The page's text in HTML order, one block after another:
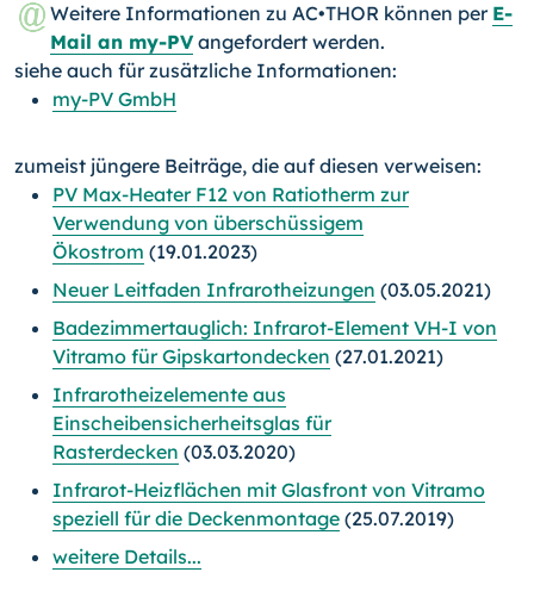
Weitere Informationen zu AC•THOR können per E-
Mail an my-PV angefordert werden.
siehe auch für zusätzliche Informationen:
my-PV GmbH
zumeist jüngere Beiträge, die auf diesen verweisen:
PV Max-Heater F12 von Ratiotherm zur
Verwendung von überschüssigem
Ökostrom (19.01.2023)
Neuer Leitfaden Infrarotheizungen (03.05.2021)
Badezimmertauglich: Infrarot-Element VH-I von
Vitramo für Gipskartondecken (27.01.2021)
Infrarotheizelemente aus
Einscheibensicherheitsglas für
Rasterdecken (03.03.2020)
Infrarot-Heizflächen mit Glasfront von Vitramo
speziell für die Deckenmontage (25.07.2019)
weitere Details...